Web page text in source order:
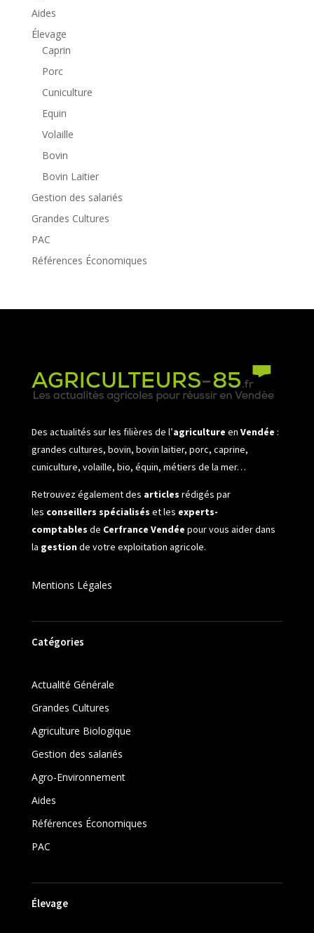
Aides
Élevage
Caprin
Porc
Cuniculture
Equin
Volaille
Bovin
Bovin Laitier
Gestion des salariés
Grandes Cultures
PAC
Références Économiques
Des actualités sur les filières de l’agriculture en Vendée :
grandes cultures, bovin, bovin laitier, porc, caprine,
cuniculture, volaille, bio, équin, métiers de la mer…
Retrouvez également des articles rédigés par
les conseillers spécialisés et les experts-
comptables de Cerfrance Vendée pour vous aider dans
la gestionde votre exploitation agricole.
Mentions Légales
Catégories
Actualité Générale
Grandes Cultures
Agriculture Biologique
Gestion des salariés
Agro-Environnement
Aides
Références Économiques
PAC
Élevage